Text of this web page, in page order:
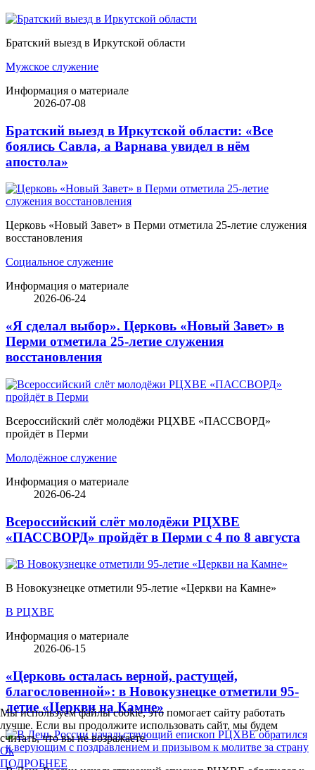
Братский выезд в Иркутской области
Мужское служение
Информация о материале
2026-07-08
Братский выезд в Иркутской области: «Все
боялись Савла, а Варнава увидел в нём
апостола»
Церковь «Новый Завет» в Перми отметила 25-летие служения
восстановления
Социальное служение
Информация о материале
2026-06-24
«Я сделал выбор». Церковь «Новый Завет» в
Перми отметила 25-летие служения
восстановления
Всероссийский слёт молодёжи РЦХВЕ «ПАССВОРД»
пройдёт в Перми
Молодёжное служение
Информация о материале
2026-06-24
Всероссийский слёт молодёжи РЦХВЕ
«ПАССВОРД» пройдёт в Перми с 4 по 8 августа
В Новокузнецке отметили 95-летие «Церкви на Камне»
В РЦХВЕ
Информация о материале
2026-06-15
«Церковь осталась верной, растущей,
благословенной»: в Новокузнецке отметили 95-
летие «Церкви на Камне»
Мы используем файлы cookie, это помогает сайту работать
лучше. Если вы продолжите использовать сайт, мы будем
считать, что вы не возражаете.
Ok
ПОДРОБНЕЕ